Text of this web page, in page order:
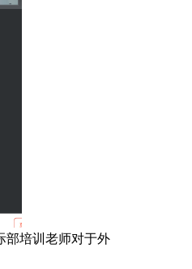
部培训老师对于外